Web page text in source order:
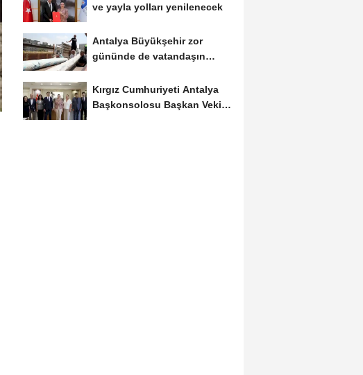
ve yayla yolları yenilenecek
Antalya Büyükşehir zor
gününde de vatandaşın
Kırgız Cumhuriyeti Antalya
Başkonsolosu Başkan Vekili